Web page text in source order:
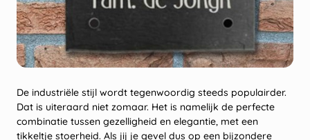
De industriële stijl wordt tegenwoordig steeds populairder.
Dat is uiteraard niet zomaar. Het is namelijk de perfecte
combinatie tussen gezelligheid en elegantie, met een
tikkeltje stoerheid. Als jij je gevel dus op een bijzondere